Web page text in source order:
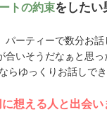
トの約束をしたい
パーティーで数分お話
合いそうだなぁと思っ
らゆっくりお話しで
に想える人と出会い